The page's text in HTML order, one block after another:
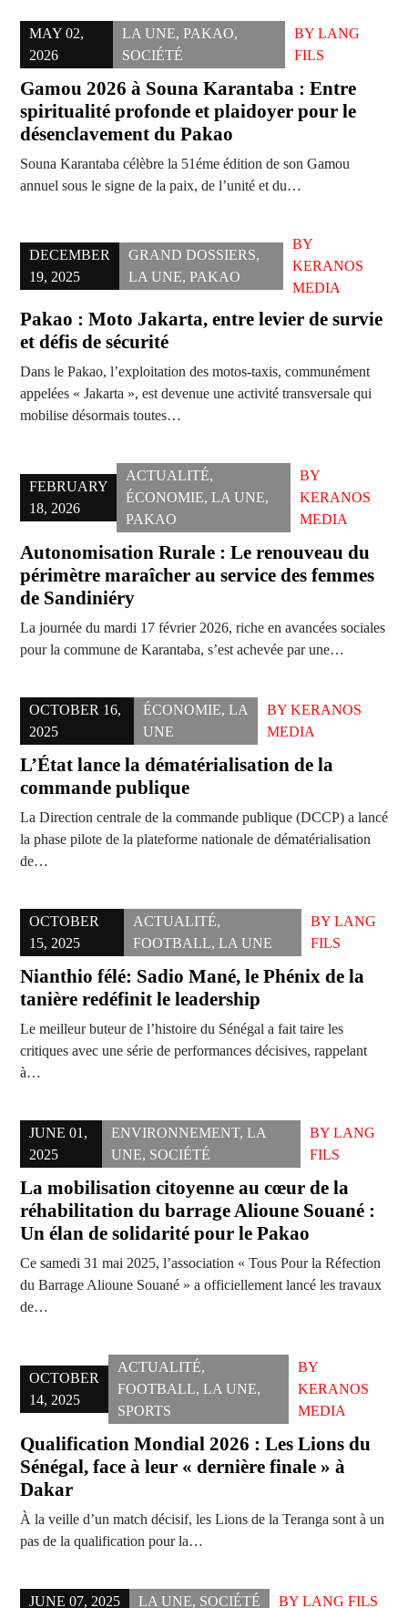
MAY 02,
2026
LA UNE, PAKAO,
SOCIÉTÉ
BY LANG
FILS
Gamou 2026 à Souna Karantaba : Entre
spiritualité profonde et plaidoyer pour le
désenclavement du Pakao
Souna Karantaba célèbre la 51éme édition de son Gamou
annuel sous le signe de la paix, de l’unité et du…
DECEMBER
19, 2025
GRAND DOSSIERS,
LA UNE, PAKAO
BY
KERANOS
MEDIA
Pakao : Moto Jakarta, entre levier de survie
et défis de sécurité
Dans le Pakao, l’exploitation des motos-taxis, communément
appelées « Jakarta », est devenue une activité transversale qui
mobilise désormais toutes…
FEBRUARY
18, 2026
ACTUALITÉ,
ÉCONOMIE, LA UNE,
PAKAO
BY
KERANOS
MEDIA
Autonomisation Rurale : Le renouveau du
périmètre maraîcher au service des femmes
de Sandiniéry
La journée du mardi 17 février 2026, riche en avancées sociales
pour la commune de Karantaba, s’est achevée par une…
OCTOBER 16,
2025
ÉCONOMIE, LA
UNE
BYKERANOS
MEDIA
L’État lance la dématérialisation de la
commande publique
La Direction centrale de la commande publique (DCCP) a lancé
la phase pilote de la plateforme nationale de dématérialisation
de…
OCTOBER
15, 2025
ACTUALITÉ,
FOOTBALL,LA UNE
BY LANG
FILS
Nianthio félé: Sadio Mané, le Phénix de la
tanière redéfinit le leadership
Le meilleur buteur de l’histoire du Sénégal a fait taire les
critiques avec une série de performances décisives, rappelant
à…
JUNE 01,
2025
ENVIRONNEMENT, LA
UNE, SOCIÉTÉ
BY LANG
FILS
La mobilisation citoyenne au cœur de la
réhabilitation du barrage Alioune Souané :
Un élan de solidarité pour le Pakao
Ce samedi 31 mai 2025, l’association « Tous Pour la Réfection
du Barrage Alioune Souané » a officiellement lancé les travaux
de…
OCTOBER
14, 2025
ACTUALITÉ,
FOOTBALL, LA UNE,
SPORTS
BY
KERANOS
MEDIA
Qualification Mondial 2026 : Les Lions du
Sénégal, face à leur « dernière finale » à
Dakar
À la veille d’un match décisif, les Lions de la Teranga sont à un
pas de la qualification pour la…
JUNE 07, 2025 LA UNE, SOCIÉTÉ BY LANG FILS